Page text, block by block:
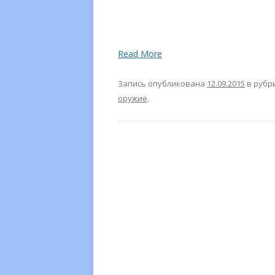
Read More
Запись опубликована 12.09.2015 в
оружие.